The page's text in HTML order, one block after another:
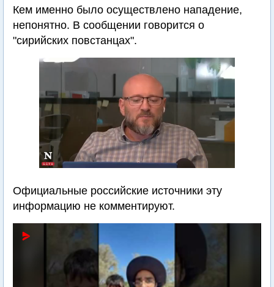
Кем именно было осуществлено нападение,
непонятно. В сообщении говорится о
"сирийских повстанцах".
Официальные российские источники эту
информацию не комментируют.